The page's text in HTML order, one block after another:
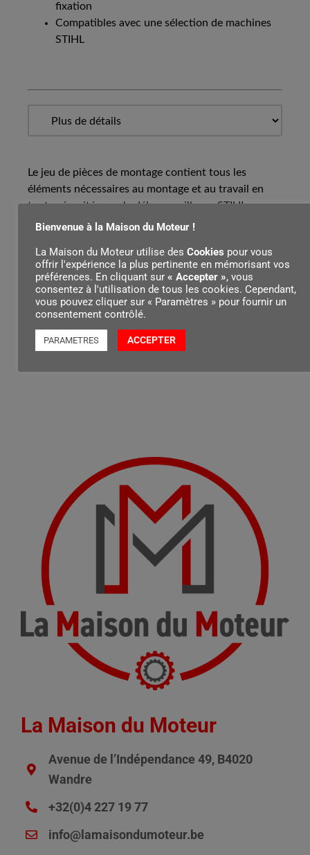
fixation
Compatibles avec une sélection de machines
STIHL
Le jeu de pièces de montage contient tous les
éléments nécessaires au montage et au travail en
toute sécurité avec la débroussailleuse STIHL.
Contenu par
La Maison du Moteur
Avenue de l’Indépendance 49, B4020
Wandre
+32(0)4 227 19 77
info@lamaisondumoteur.be
Bienvenue à la Maison du Moteur !
La Maison du Moteur utilise des Cookies pour vous
offrir l'expérience la plus pertinente en mémorisant vos
préférences. En cliquant sur « Accepter », vous
consentez à l'utilisation de tous les cookies. Cependant,
vous pouvez cliquer sur « Paramètres » pour fournir un
consentement contrôlé.
PARAMETRES ACCEPTER